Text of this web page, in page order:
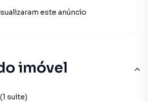
imóvel
(1 suíte)
este anúncio